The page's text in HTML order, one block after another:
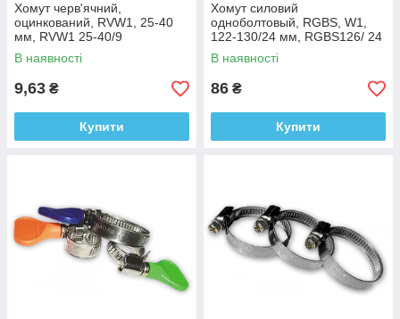
Хомут черв'ячний,
оцинкований, RVW1, 25-40
мм, RVW1 25-40/9
В наявності
9,63 ₴
Купити
Хомут силовий
одноболтовый, RGBS, W1,
122-130/24 мм, RGBS126/ 24
В наявності
86 ₴
Купити